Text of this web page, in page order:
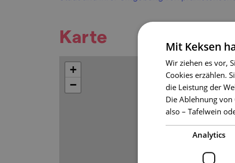
Karte
+
−
Mit Keksen
Wir ziehen es vor,
Cookies erzählen.
die Leistung der
Die Ablehnung von
also – Tafelwein
Analytics